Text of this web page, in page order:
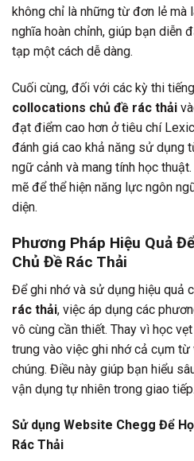
không chỉ là những từ đơn lẻ mà
nghĩa hoàn chỉnh, giúp bạn diễn
tạp một cách dễ dàng.
Cuối cùng, đối với các kỳ thi
collocations chủ đề rác thải
đạt điểm cao hơn ở tiêu chí
đánh giá cao khả năng sử dụng
ngữ cảnh và mang tính học
mẽ để thể hiện năng lực ngôn
diện.
Phương Pháp Hiệu Quả
Chủ Đề Rác Thải
Để ghi nhớ và sử dụng hiệu quả
rác thải, việc áp dụng các
vô cùng cần thiết. Thay vì học
trung vào việc ghi nhớ cả cụm
chúng. Điều này giúp bạn hiểu
vận dụng tự nhiên trong giao tiếp.
Sử dụng Website Chegg Để
Rác Thải